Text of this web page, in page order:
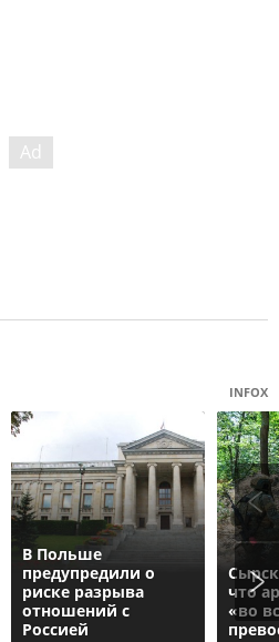
INFOX
В Польше
предупредили о
риске разрыва
отношений с
Россией
что
«во